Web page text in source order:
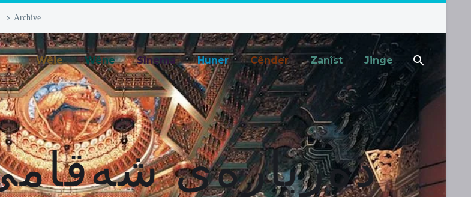
Archive
Wêje Wêne Sînema Huner Cênder Zanîst Jinge
دەربارەی